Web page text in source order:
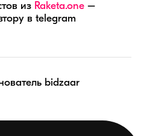
из Raketa.one –
в telegram
bidzaar